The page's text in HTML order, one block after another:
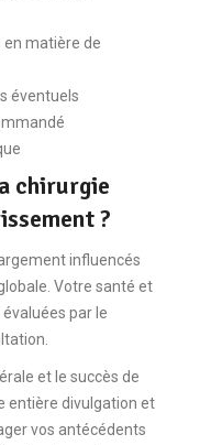
en matière de
éventuels
chirurgie
?
influencés
Votre santé et
par le
et le succès de
entière divulgation et
vos antécédents